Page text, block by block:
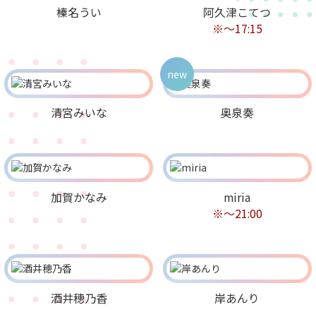
榛名うい
阿久津こてつ
※～17:15
清宮みいな 奥泉奏
new
加賀かなみ
miria
※〜21:00
酒井穂乃香 岸あんり